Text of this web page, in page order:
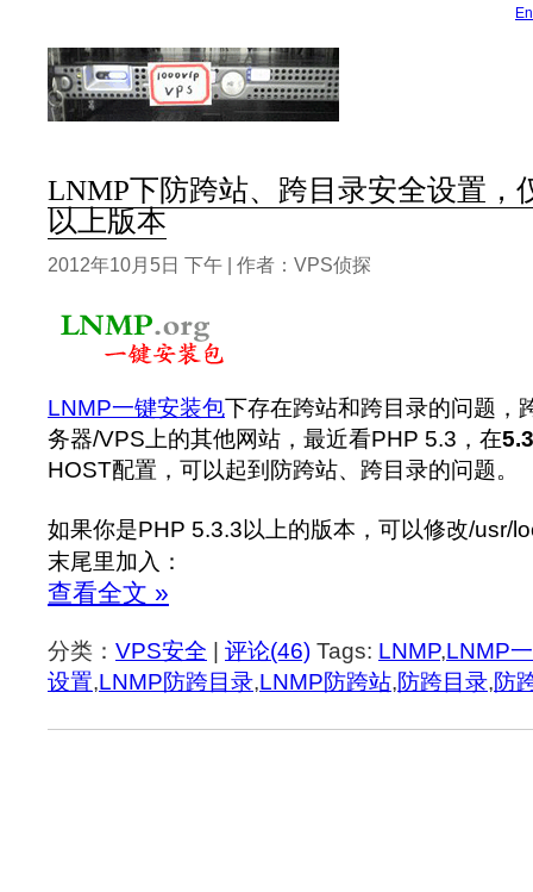
LNMP下防跨站、跨目录安全设置，
以上版本
2012年10月5日 下午 | 作者：VPS侦探
LNMP一键安装包下存在跨站和跨目录的问题，
务器/VPS上的其他网站，最近看PHP 5.3，在
HOST配置，可以起到防跨站、跨目录的问题。
如果你是PHP 5.3.3以上的版本，可以修改/usr/
末尾里加入：
查看全文 »
分类： VPS安全 评论(46) Tags: LNMP,LNMP
设置,LNMP防跨目录,LNMP防跨站,防跨目录,防